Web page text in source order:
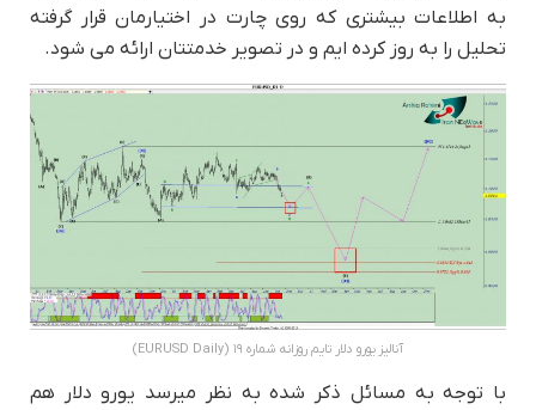
به اطلاعات بیشتری که روی چارت در اختیارمان قرار گرفته
تحلیل را به روز کرده ایم و در تصویر خدمتتان ارائه می شود.
آنالیز یورو دلار تایم روزانه شماره ۱۹ (EURUSD Daily)
با توجه به مسائل ذکر شده به نظر میرسد یورو دلار هم